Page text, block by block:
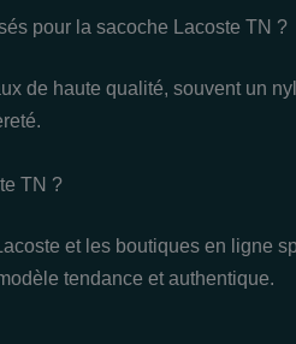
pour la sacoche Lacoste TN ?
de haute qualité, souvent un
TN ?
et les boutiques en ligne
tendance et authentique.